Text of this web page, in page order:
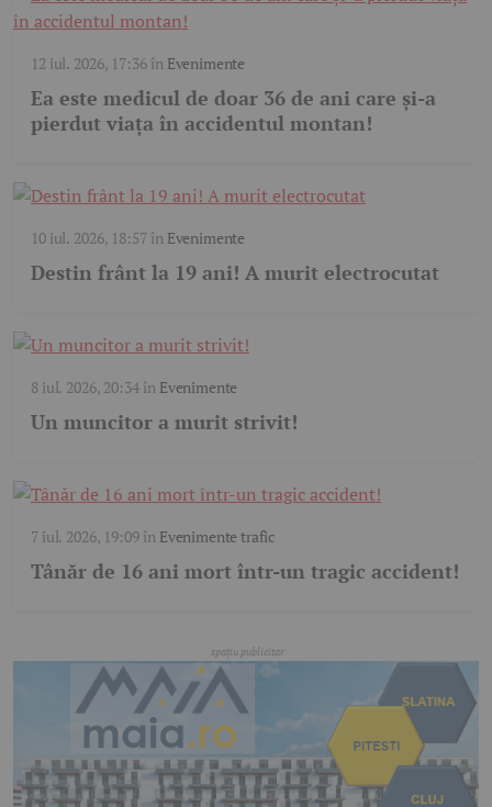
12 iul. 2026, 17:36în Evenimente
Ea este medicul de doar 36 de ani care și-a
pierdut viața în accidentul montan!
10 iul. 2026, 18:57în Evenimente
Destin frânt la 19 ani! A murit electrocutat
8 iul. 2026, 20:34în Evenimente
Un muncitor a murit strivit!
7 iul. 2026, 19:09în Evenimente trafic
Tânăr de 16 ani mort într-un tragic accident!